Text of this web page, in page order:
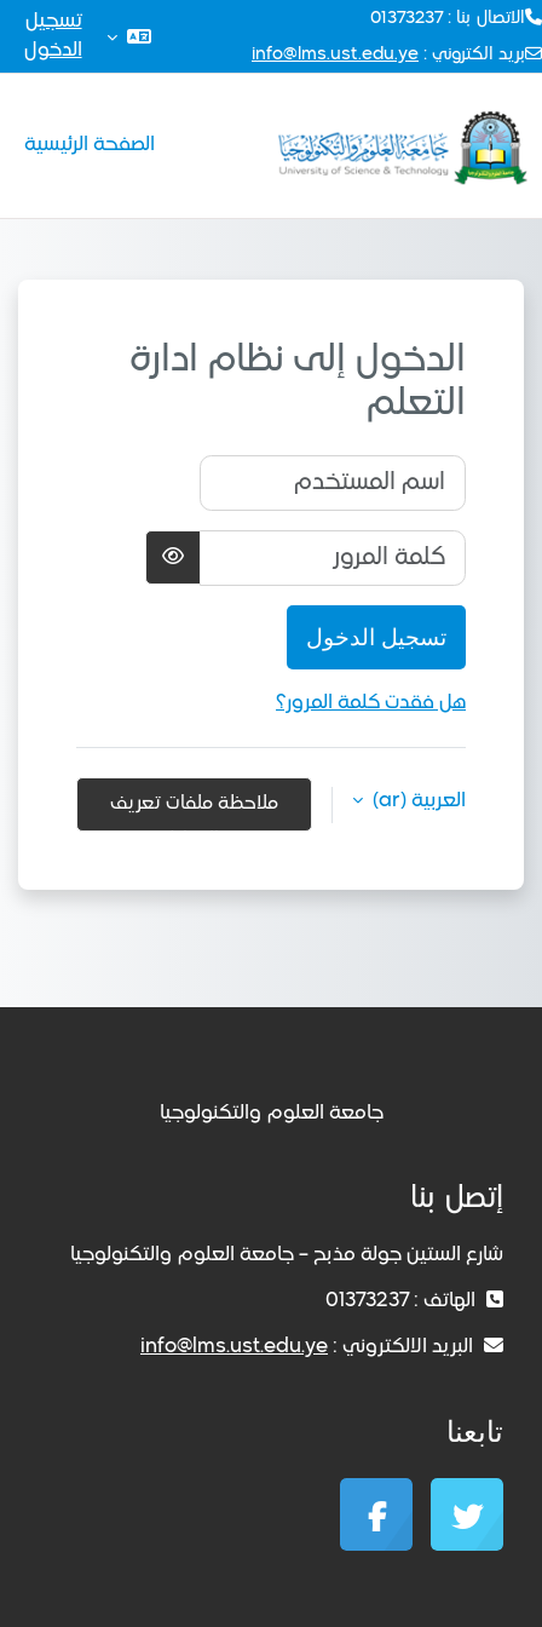
الاتصال بنا : 01373237
بريد الكتروني : info@lms.ust.edu.ye
تسجيل
الدخول
الصفحة الرئيسية
الدخول إلى نظام ادارة
التعلم
اسم المستخدم
كلمة المرور
تسجيل الدخول
هل فقدت كلمة المرور؟
العربية ‎(ar)‎
ملاحظة ملفات تعريف
جامعة العلوم والتكنولوجيا
إتصل بنا
شارع الستين جولة مذبح – جامعة العلوم والتكنولوجيا
الهاتف : 01373237
البريد الالكتروني : info@lms.ust.edu.ye
تابعنا